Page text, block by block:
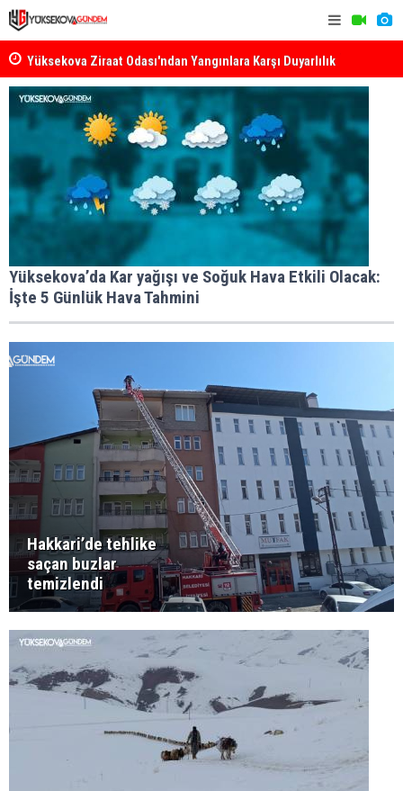
Yüksekova Ziraat Odası'ndan Yangınlara Karşı Duyarlılık
Çağrısı
Yüksekova’da Kar yağışı ve Soğuk Hava Etkili Olacak:
İşte 5 Günlük Hava Tahmini
Hakkari’de tehlike
saçan buzlar
temizlendi